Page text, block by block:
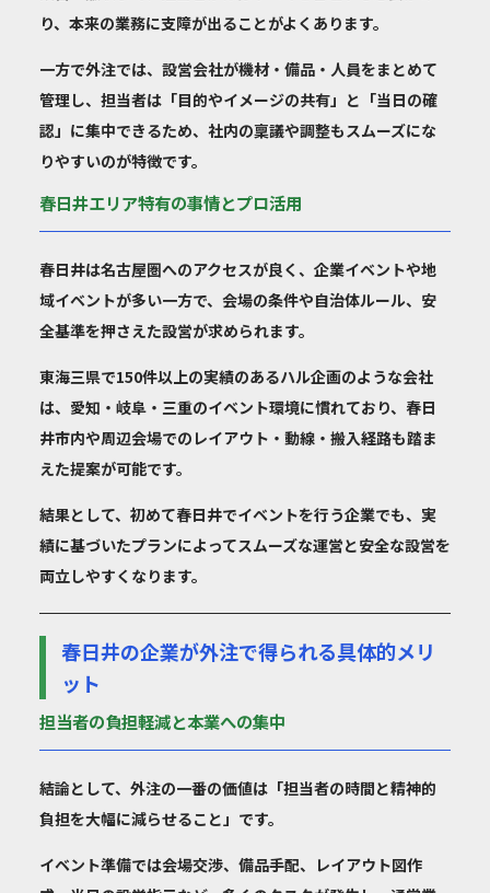
り、本来の業務に支障が出ることがよくあります。
一方で外注では、設営会社が機材・備品・人員をまとめて
管理し、担当者は「目的やイメージの共有」と「当日の確
認」に集中できるため、社内の稟議や調整もスムーズにな
りやすいのが特徴です。
春日井エリア特有の事情とプロ活用
春日井は名古屋圏へのアクセスが良く、企業イベントや地
域イベントが多い一方で、会場の条件や自治体ルール、安
全基準を押さえた設営が求められます。
東海三県で150件以上の実績のあるハル企画のような会社
は、愛知・岐阜・三重のイベント環境に慣れており、春日
井市内や周辺会場でのレイアウト・動線・搬入経路も踏ま
えた提案が可能です。
結果として、初めて春日井でイベントを行う企業でも、実
績に基づいたプランによってスムーズな運営と安全な設営を
両立しやすくなります。
春日井の企業が外注で得られる具体的メリ
ット
担当者の負担軽減と本業への集中
結論として、外注の一番の価値は「担当者の時間と精神的
負担を大幅に減らせること」です。
イベント準備では会場交渉、備品手配、レイアウト図作